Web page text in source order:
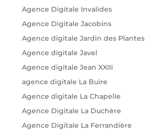
Agence Digitale Invalides
Agence Digitale Jacobins
Agence digitale Jardin des Plantes
Agence digitale Javel
Agence digitale Jean XXIII
agence digitale La Buire
Agence digitale La Chapelle
Agence Digitale La Duchère
Agence Digitale La Ferrandière